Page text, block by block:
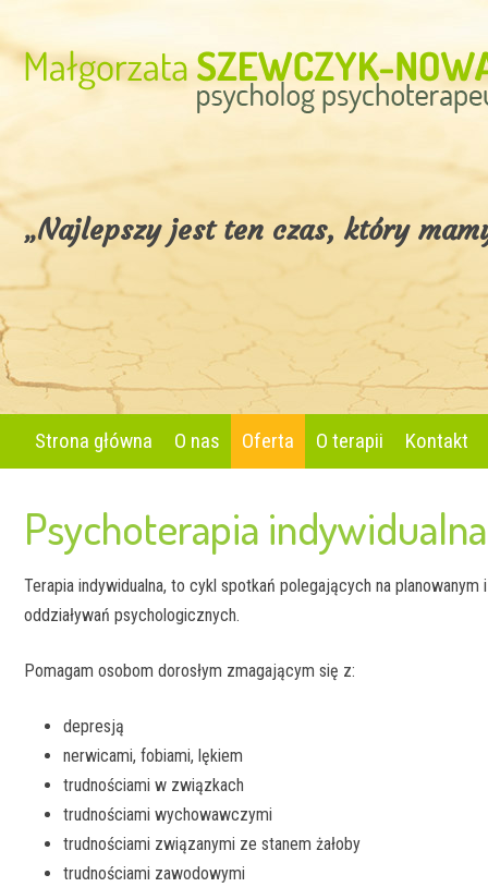
„Najlepszy jest ten czas, który
Strona główna O nas Oferta
Psychoterapia indywidualna
Interwencja kryzysowa
O terapii Kontakt
Psychoterapia indywidualna
Terapia indywidualna, to cykl spotkań polegających na
oddziaływań psychologicznych.
Pomagam osobom dorosłym zmagającym się z:
depresją
nerwicami, fobiami, lękiem
trudnościami w związkach
trudnościami wychowawczymi
trudnościami związanymi ze stanem żałoby
trudnościami zawodowymi